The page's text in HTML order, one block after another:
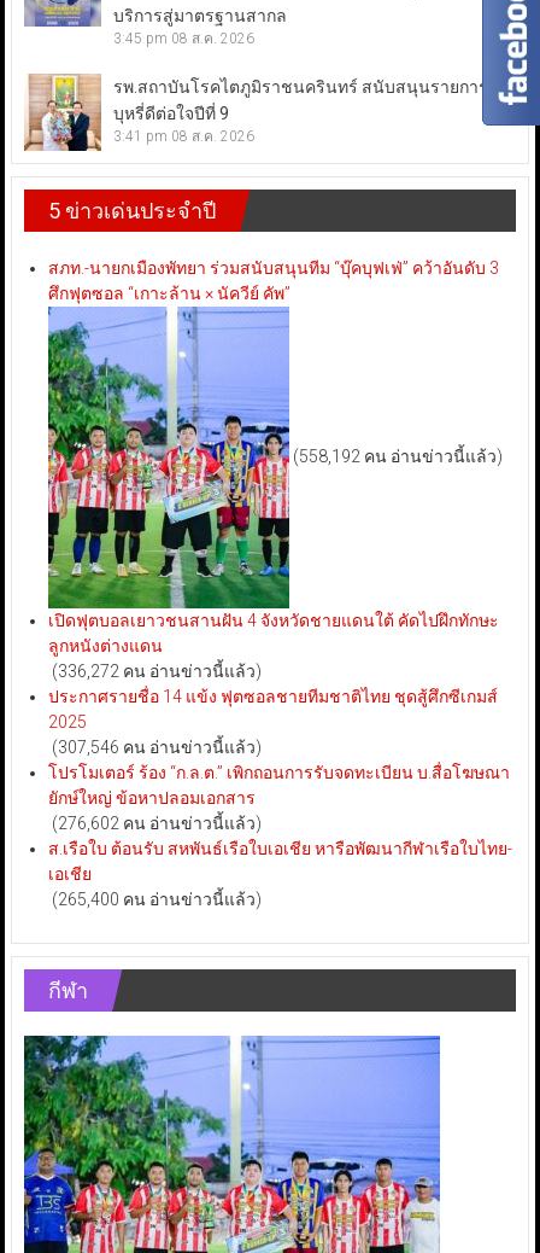
บริการสู่มาตรฐานสากล
3:45 pm 08 ส.ค. 2026
รพ.สถาบันโรคไตภูมิราชนครินทร์ สนับสนุนรายการเลิก
บุหรี่ดีต่อใจปีที่ 9
3:41 pm 08 ส.ค. 2026
5 ข่าวเด่นประจำปี
สภท.-นายกเมืองพัทยา ร่วมสนับสนุนทีม “บุ๊คบุฟเฟ่” คว้าอันดับ 3
ศึกฟุตซอล “เกาะล้าน × นัควีย์ คัพ”
(558,192 คน อ่านข่าวนี้แล้ว)
เปิดฟุตบอลเยาวชนสานฝัน 4 จังหวัดชายแดนใต้ คัดไปฝึกทักษะ
ลูกหนังต่างแดน
(336,272 คน อ่านข่าวนี้แล้ว)
ประกาศรายชื่อ 14 แข้ง ฟุตซอลชายทีมชาติไทย ชุดสู้ศึกซีเกมส์
2025
(307,546 คน อ่านข่าวนี้แล้ว)
โปรโมเตอร์ ร้อง “ก.ล.ต.” เพิกถอนการรับจดทะเบียน บ.สื่อโฆษณา
ยักษ์ใหญ่ ข้อหาปลอมเอกสาร
(276,602 คน อ่านข่าวนี้แล้ว)
ส.เรือใบ ต้อนรับ สหพันธ์เรือใบเอเชีย หารือพัฒนากีฬาเรือใบไทย-
เอเชีย
(265,400 คน อ่านข่าวนี้แล้ว)
กีฬา